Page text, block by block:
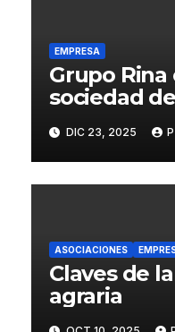
EMPRESA
Grupo Rina
sociedad
DIC 23, 2025
ASOCIACIONES
Claves de
agraria